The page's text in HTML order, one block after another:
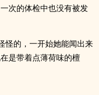
次的体检中也没有被发
怪的，一开始她能闻出来
是带着点薄荷味的檀